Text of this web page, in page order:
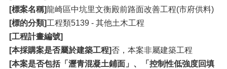
[標案名稱]龍崎區中坑里文衡殿前路面改善工程(市府供料)
[標的分類]工程類5139 - 其他土木工程
[工程計畫編號]
[本採購案是否屬於建築工程]否，本案非屬建築工程
[本案是否包括「瀝青混凝土鋪面」、「控制性低強度回填